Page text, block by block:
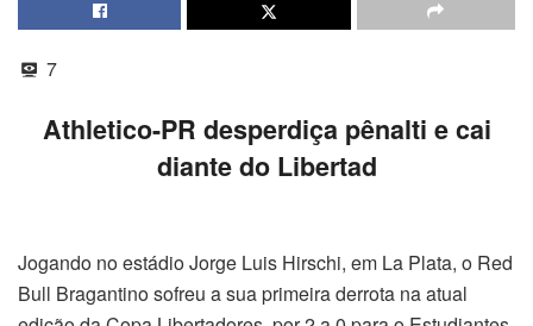
7
Athletico-PR desperdiça pênalti e cai
diante do Libertad
Jogando no estádio Jorge Luis Hirschi, em La Plata, o Red
Bull Bragantino sofreu a sua primeira derrota na atual